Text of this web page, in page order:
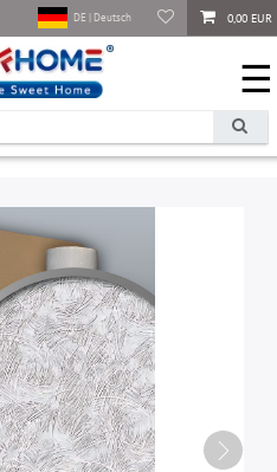
0,00 EUR
DE | Deutsch
☰